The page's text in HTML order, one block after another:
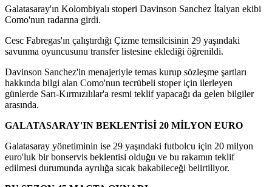
Galatasaray'ın Kolombiyalı stoperi Davinson Sanchez İtalyan ekibi
Como'nun radarına girdi.
Cesc Fabregas'ın çalıştırdığı Çizme temsilcisinin 29 yaşındaki
savunma oyuncusunu transfer listesine eklediği öğrenildi.
Davinson Sanchez'in menajeriyle temas kurup sözleşme şartları
hakkında bilgi alan Como'nun tecrübeli stoper için ilerleyen
günlerde Sarı-Kırmızılılar'a resmi teklif yapacağı da gelen bilgiler
arasında.
GALATASARAY'IN BEKLENTİSİ 20 MİLYON EURO
Galatasaray yönetiminin ise 29 yaşındaki futbolcu için 20 milyon
euro'luk bir bonservis beklentisi olduğu ve bu rakamın teklif
edilmesi durumunda ayrılığa sıcak bakabileceği belirtiliyor.